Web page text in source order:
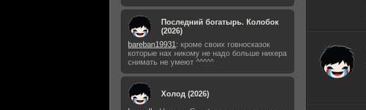
Последний богатырь. Колобок
(2026)
bareban19931: кроме своих говносказок
которые нах никому не надо больше нихера
снимать не умеют ^^^^^
Холод (2026)